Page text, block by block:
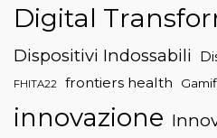
Digital
Dispositivi Indossabili
FHITA22 frontiers health
innovazione